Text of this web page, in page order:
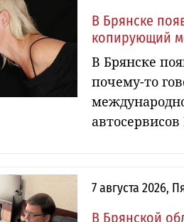
В Брянске
копирующий
В Брянске
почему-то
7 августа 2026,
В Брянской